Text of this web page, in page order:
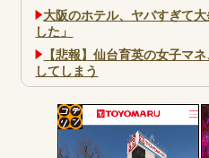
大阪のホテル、ヤバすぎて
した」
【悲報】仙台育英の女子マ
してしまう
パチンコで人気のないキャ
ワイ、パチンコ屋店員の目
コテ